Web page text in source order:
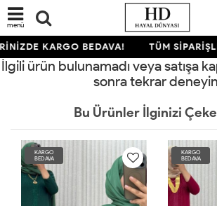
menü
KARGO BEDAVA! TÜM
İlgili ürün bulunamadı veya satışa
sonra tekrar
Bu Ürünler İlginizi
KARGO
BEDAVA
KARGO
BEDAVA